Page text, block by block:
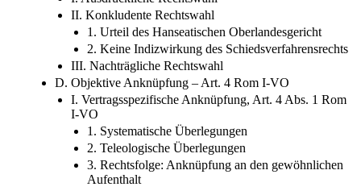
1. Urteil des Hanseatischen Oberlandesgericht
2. Keine Indizwirkung des Schiedsverfahrensrechts
III. Nachträgliche Rechtswahl
D. Objektive Anknüpfung – Art. 4 Rom I-VO
I. Vertragsspezifische Anknüpfung, Art. 4 Abs. 1 Rom
I-VO
1. Systematische Überlegungen
2. Teleologische Überlegungen
3. Rechtsfolge: Anknüpfung an den gewöhnlichen
Aufenthalt
II. Anknüpfung nach der charakteristischen Leistung,